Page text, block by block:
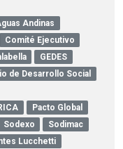
Andinas
Comité Ejecutivo
GEDES
de Desarrollo Social
Pacto Global
Sodexo
Sodimac
Lucchetti